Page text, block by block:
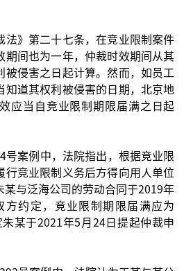
法》第二十七条，在竞业限制案件
期间也为一年，仲裁时效期间从其
被侵害之日起计算。然而，如员工
知道其权利被侵害的日期，北京地
应当自竞业限制期限届满之日起
号案例中，法院指出，根据竞业限
行竞业限制义务后方得向用人单位
某与泛海公司的劳动合同于2019年
方约定，竞业限制期限届满应为
某于2021年5月24日提起仲裁申